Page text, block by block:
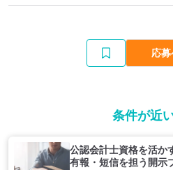
応
条件が近
公認会計士資格を活か
有報・短信を担う開示